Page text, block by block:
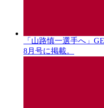
「山路慎一選手へ」
8月号に掲載。